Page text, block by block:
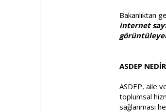
Bakanlıktan
internet
ASDEP
ASDEP, aile
toplumsal
sağlanması